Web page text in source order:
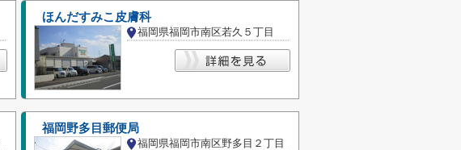
ほんだすみこ皮膚科
福岡県福岡市南区若久５丁目
福岡野多目郵便局
福岡県福岡市南区野多目２丁目